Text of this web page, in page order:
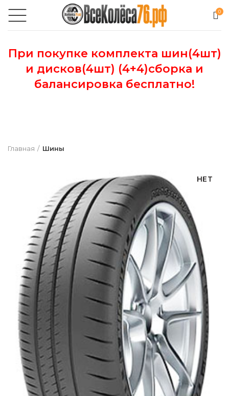
0
При покупке комплекта шин(4шт)
и дисков(4шт) (4+4)сборка и
балансировка бесплатно!
Главная Шины
НЕТ